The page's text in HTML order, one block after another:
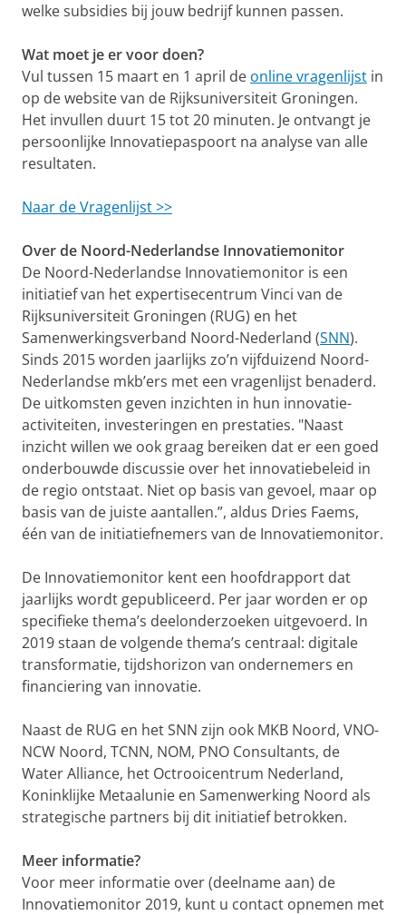
welke subsidies bij jouw bedrijf kunnen passen.
Wat moet je er voor doen?
Vul tussen 15 maart en 1 april de online vragenlijst in
op de website van de Rijksuniversiteit Groningen.
Het invullen duurt 15 tot 20 minuten. Je ontvangt je
persoonlijke Innovatiepaspoort na analyse van alle
resultaten.
Naar de Vragenlijst >>
Over de Noord-Nederlandse Innovatiemonitor
De Noord-Nederlandse Innovatiemonitor is een
initiatief van het expertisecentrum Vinci van de
Rijksuniversiteit Groningen (RUG) en het
Samenwerkingsverband Noord-Nederland (SNN).
Sinds 2015 worden jaarlijks zo’n vijfduizend Noord-
Nederlandse mkb’ers met een vragenlijst benaderd.
De uitkomsten geven inzichten in hun innovatie-
activiteiten, investeringen en prestaties. "Naast
inzicht willen we ook graag bereiken dat er een goed
onderbouwde discussie over het innovatiebeleid in
de regio ontstaat. Niet op basis van gevoel, maar op
basis van de juiste aantallen.”, aldus Dries Faems,
één van de initiatiefnemers van de Innovatiemonitor.
De Innovatiemonitor kent een hoofdrapport dat
jaarlijks wordt gepubliceerd. Per jaar worden er op
specifieke thema’s deelonderzoeken uitgevoerd. In
2019 staan de volgende thema’s centraal: digitale
transformatie, tijdshorizon van ondernemers en
financiering van innovatie.
Naast de RUG en het SNN zijn ook MKB Noord, VNO-
NCW Noord, TCNN, NOM, PNO Consultants, de
Water Alliance, het Octrooicentrum Nederland,
Koninklijke Metaalunie en Samenwerking Noord als
strategische partners bij dit initiatief betrokken.
Meer informatie?
Voor meer informatie over (deelname aan) de
Innovatiemonitor 2019, kunt u contact opnemen met